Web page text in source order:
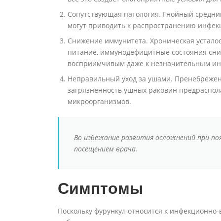
Сопутствующая патология. Гнойный
могут приводить к распространению
Снижение иммунитета. Хроническая
питание, иммунодефицитные состояния
восприимчивым даже к незначительным
Неправильный уход за ушами.
загрязнённость ушных раковин
микроорганизмов.
Во избежание развития осложнений при
посещением врача.
Симптомы
Поскольку фурункул относится к